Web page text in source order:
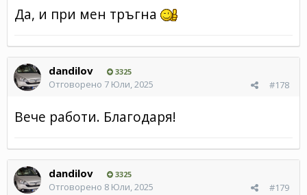
Да, и при мен тръгна
dandilov 3325
#178
Отговорено 7 Юли, 2025
Вече работи. Благодаря!
dandilov 3325
#179
Отговорено 8 Юли, 2025